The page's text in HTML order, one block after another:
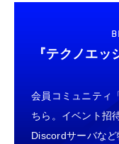
『テクノエッ
会員コミュニティ
ちら。イベント招
Discordサーバな